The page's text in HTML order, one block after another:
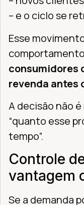
– e o ciclo se
Esse
consumidores
revenda antes
A decisão não é
“quanto esse
tempo”.
Controle
vantagem
Se a demanda